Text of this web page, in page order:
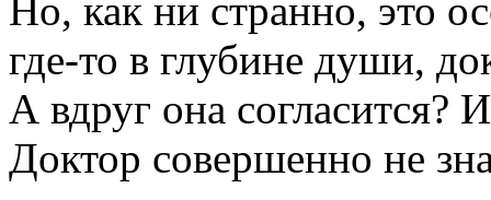
Но, как ни странно, это
где-то в глубине души,
А вдруг она согласится?
Доктор совершенно не